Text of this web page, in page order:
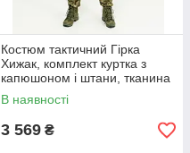
Костюм тактичний Гірка
Хижак, комплект куртка з
капюшоном і штани, тканина
саржа водовідштовхувальна
В наявності
3 569 ₴